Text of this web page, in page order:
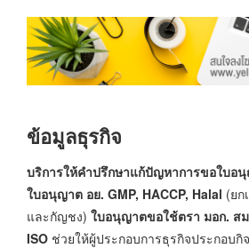
ข้อมูลธุรกิจ
บริการให้คำปรึกษาแก้ปัญหาการขอใบอ
ใบอนุญาต อย. GMP, HACCP, Halal (ย
และกัญชง) ใบอนุญาตขอใช้ตรา มอก. ส
ISO ช่วยให้ผู้ประกอบการธุรกิจประกอบกิ